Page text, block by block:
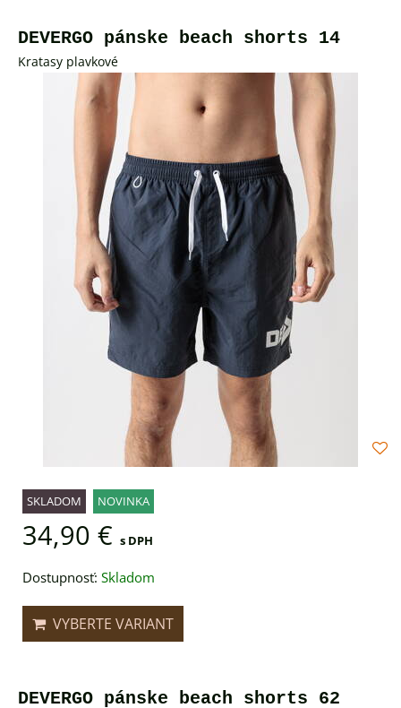
DEVERGO pánske beach shorts 14
Kratasy plavkové
SKLADOM NOVINKA
34,90 € s DPH
Dostupnosť: Skladom
VYBERTE VARIANT
DEVERGO pánske beach shorts 62